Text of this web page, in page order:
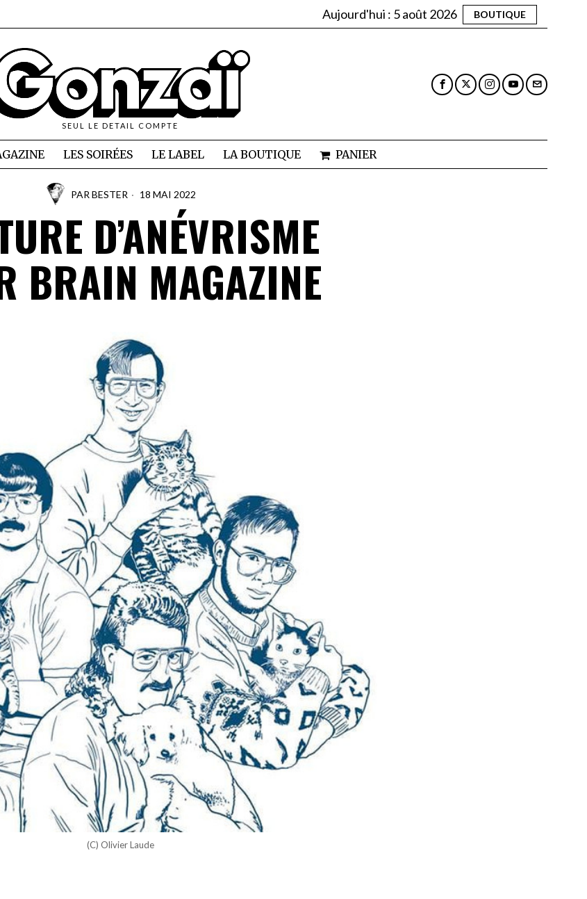
Aujourd'hui : 5 août 2026 BOUTIQUE
SEUL LE DETAIL COMPTE
LES SOIRÉES LE LABEL LA BOUTIQUE PANIER
PAR BESTER 18 MAI 2022
D’ANÉVRISME
BRAIN MAGAZINE
(C) Olivier Laude